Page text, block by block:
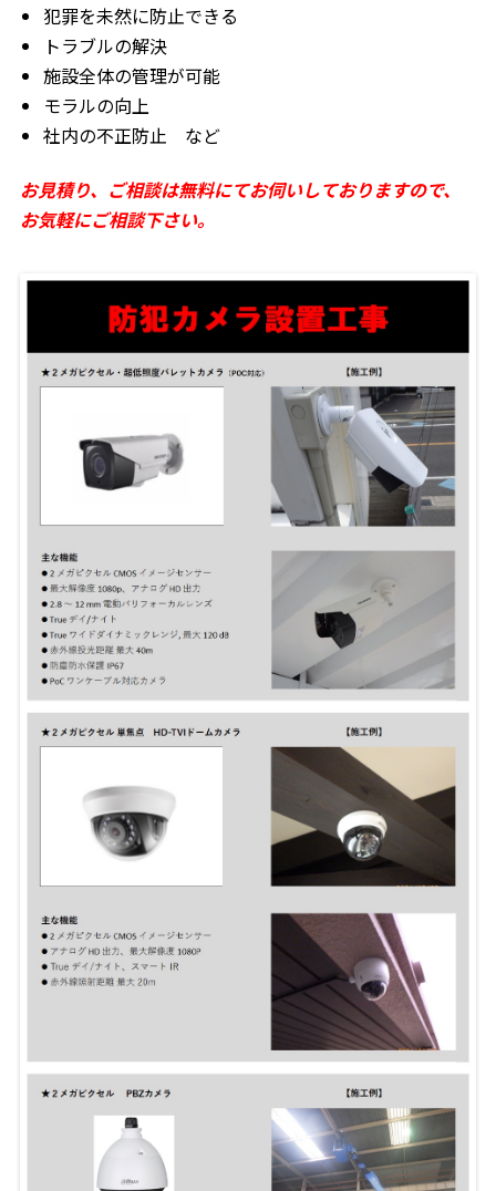
犯罪を未然に防止できる
トラブルの解決
施設全体の管理が可能
モラルの向上
社内の不正防止 など
お見積り、ご相談は無料にてお伺いしておりますので、
お気軽にご相談下さい。